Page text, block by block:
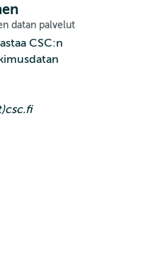
datan palvelut
CSC:n